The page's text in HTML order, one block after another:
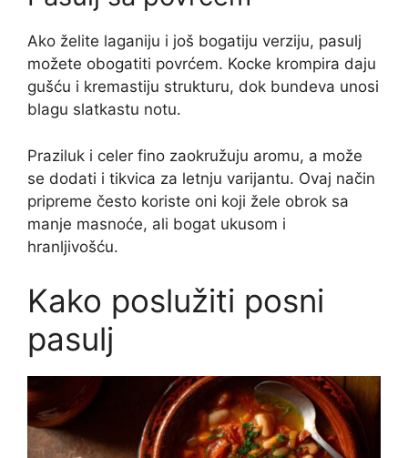
Ako želite laganiju i još bogatiju verziju, pasulj
možete obogatiti povrćem. Kocke krompira daju
gušću i kremastiju strukturu, dok bundeva unosi
blagu slatkastu notu.
Praziluk i celer fino zaokružuju aromu, a može
se dodati i tikvica za letnju varijantu. Ovaj način
pripreme često koriste oni koji žele obrok sa
manje masnoće, ali bogat ukusom i
hranljivošću.
Kako poslužiti posni
pasulj